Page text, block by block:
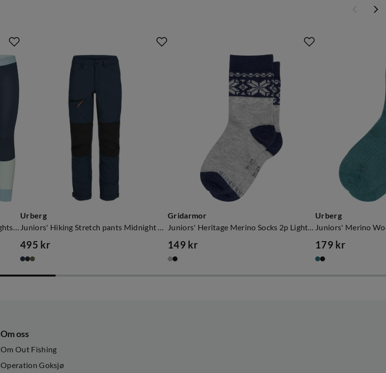
Juniors' Tree Base Layer Set Blue Nights/stone Blue/celadon
Urberg
Juniors' Hiking Stretch pants Midnight Navy
price
495 kr
Gridarmor
Juniors' Heritage Merino Socks 2p Light Grey/Dk Navy/White
price
149 kr
Urberg
price
179 kr
Om oss
Om Out Fishing
Operation Goksjø